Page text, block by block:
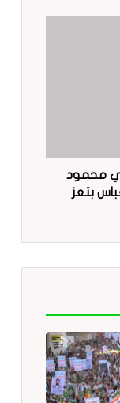
محمود
بتعز